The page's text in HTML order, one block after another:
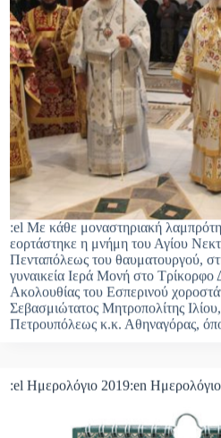
:el Με κάθε μοναστηριακή
εορτάστηκε η μνήμη του Αγίου
Πενταπόλεως του θαυματουργού,
γυναικεία Ιερά Μονή στο Τρίκορφο
Ακολουθίας του Εσπερινού
Σεβασμιώτατος Μητροπολίτης
Πετρουπόλεως κ.κ. Αθηναγόρας,
:el Ημερολόγιο 2019:en